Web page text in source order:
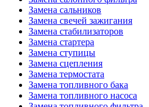
Замена сальников
Замена свечей зажигания
Замена стабилизаторов
Замена стартера
Замена ступицы
Замена сцепления
Замена термостата
Замена топливного бака
Замена топливного насоса